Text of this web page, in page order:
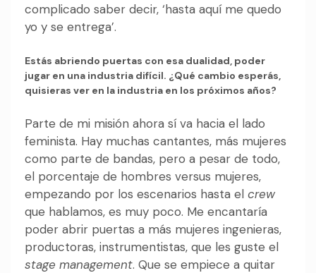
complicado saber decir, ‘hasta aquí me quedo
yo y se entrega’.
Estás abriendo puertas con esa dualidad, poder
jugar en una industria difícil. ¿Qué cambio esperás,
quisieras ver en la industria en los próximos años?
Parte de mi misión ahora sí va hacia el lado
feminista. Hay muchas cantantes, más mujeres
como parte de bandas, pero a pesar de todo,
el porcentaje de hombres versus mujeres,
empezando por los escenarios hasta el crew
que hablamos, es muy poco. Me encantaría
poder abrir puertas a más mujeres ingenieras,
productoras, instrumentistas, que les guste el
stage management. Que se empiece a quitar